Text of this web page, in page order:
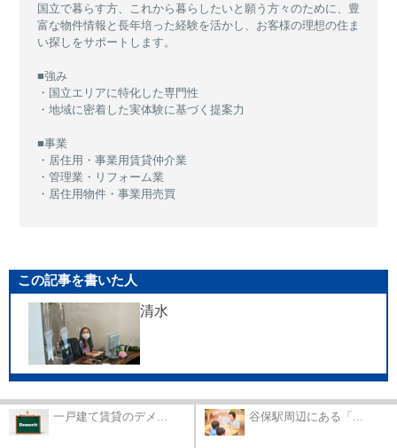
国立で暮らす方、これから暮らしたいと願う方々のために、豊
富な物件情報と長年培った経験を活かし、お客様の理想の住ま
い探しをサポートします。
■強み
・国立エリアに特化した専門性
・地域に密着した実体験に基づく提案力
■事業
・居住用・事業用賃貸仲介業
・管理業・リフォーム業
・居住用物件・事業用売買
この記事を書いた人
清水
一戸建て賃貸のデメ... 谷保駅周辺にある「...